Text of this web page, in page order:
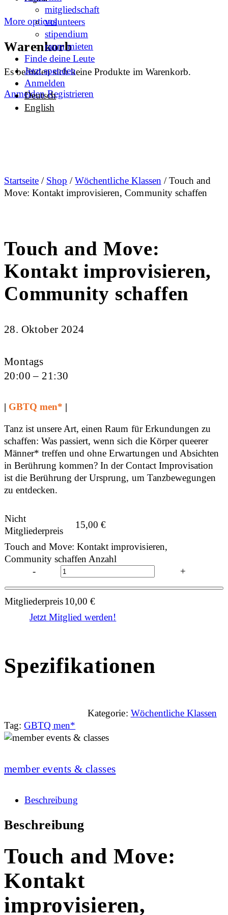
More options
Warenkorb
Es befinden sich keine Produkte im Warenkorb.
Anmelden Registrieren
mitgliedschaft
volunteers
stipendium
raum mieten
Finde deine Leute
Jetzt spenden
Anmelden
Deutsch
English
Startseite / Shop /Wöchentliche Klassen/ Touch and
Move: Kontakt improvisieren, Community schaffen
Touch and Move:
Kontakt improvisieren,
Community schaffen
28. Oktober 2024
Montags
20:00 – 21:30
| GBTQ men* |
Tanz ist unsere Art, einen Raum für Erkundungen zu
schaffen: Was passiert, wenn sich die Körper queerer
Männer* treffen und ohne Erwartungen und Absichten
in Berührung kommen? In der Contact Improvisation
ist die Berührung der Ursprung, um Tanzbewegungen
zu entdecken.
Nicht
Mitgliederpreis
15,00€
Touch and Move: Kontakt improvisieren,
Community schaffen Anzahl
-
+
Mitgliederpreis10,00€
Jetzt Mitglied werden!
Spezifikationen
Kategorie: Wöchentliche Klassen
Tag: GBTQ men*
member events & classes
Beschreibung
Beschreibung
Touch and Move:
Kontakt
improvisieren,